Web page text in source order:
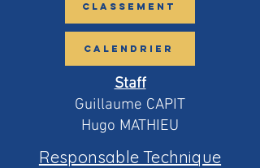
CLASSEMENT
CALENDRIER
Staff
Guillaume CAPIT
Hugo MATHIEU
Responsable Technique